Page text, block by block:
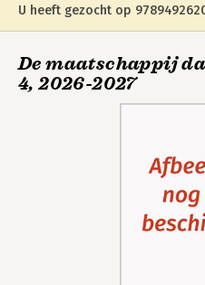
U heeft gezocht op
onderstaande editie.
De maatschappij
4, 2026-2027